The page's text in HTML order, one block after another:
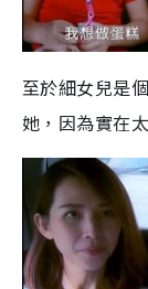
至於細女兒是
她，因為實在